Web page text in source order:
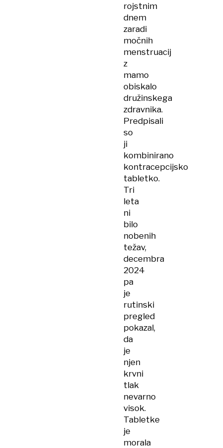
rojstnim
dnem
zaradi
močnih
menstruacij
z
mamo
obiskalo
družinskega
zdravnika.
Predpisali
so
ji
kombinirano
kontracepcijsko
tabletko.
Tri
leta
ni
bilo
nobenih
težav,
decembra
2024
pa
je
rutinski
pregled
pokazal,
da
je
njen
krvni
tlak
nevarno
visok.
Tabletke
je
morala